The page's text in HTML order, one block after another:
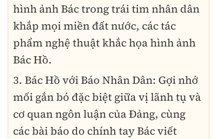
hình ảnh Bác trong trái tim nhân dân
khắp mọi miền đất nước, các tác
phẩm nghệ thuật khắc họa hình ảnh
Bác Hồ.
3. Bác Hồ với Báo Nhân Dân: Gợi nhớ
mối gắn bó đặc biệt giữa vị lãnh tụ và
cơ quan ngôn luận của Đảng, cùng
các bài báo do chính tay Bác viết